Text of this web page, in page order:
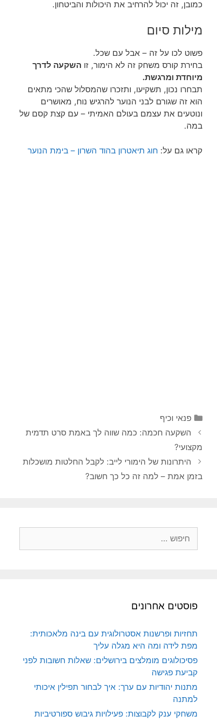
כמובן, זה יכול להרחיב את היכולות והביטחון.
מילות סיום
פשוט לכו על זה – אבל עם שכל.
בחירת קורס משחק זה לא הימור, זו השקעה לדרך
מיוחדת ומרגשת.
תבחרו נכון, תשקיעו, ותזכרו שהמסלול שהכי מתאים
הוא זה שגורם לבני הנוער להרגיש נוח, מאושרים
ונוטעים את עצמם בעולם האמיתי – עם קצת קסם של
במה.
קראו גם על: חוג תיאטרון בהוד השרון – בימת הנוער
קטגוריות
פנאי וכיף
השקעה חכמה: כמה שווה לך באמת סרט תדמית
מקצועי?
היתרונות של הימורי לייב: לקבל החלטות מושכלות
בזמן אמת – למה זה כל כך חשוב?
פוסטים אחרונים
תחזיות ופרשנות אסטרולוגית עם בינה מלאכותית:
מפת לידה ומה היא מגלה עליך
פסיכולוגים מומלצים בירושלים: שאלות חשובות לפני
קביעת פגישה
מתנות יהודיות עם ערך: איך לבחור תפילין איכותי
למתנה
משחקי ענק לקבוצות: פעילויות גיבוש ספורטיביות